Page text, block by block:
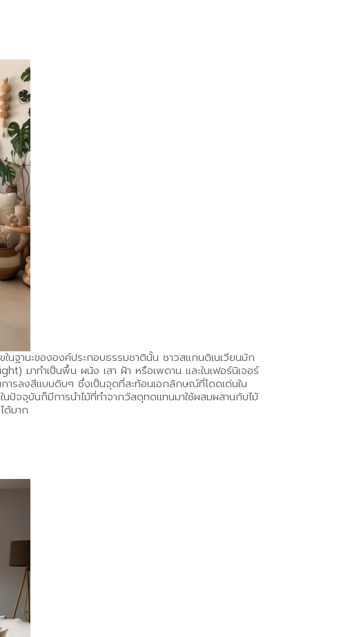
นฐานะขององค์ประกอบธรรมชาตินั้น ชาวสแกนดิเนเวียนมัก
มาทำเป็นพื้น ผนัง เสา ฝ้า หรือเพดาน และในเฟอร์นิเจอร์
ารลงสีแบบดิบๆ ซึ่งเป็นจุดที่สะท้อนเอกลักษณ์ที่โดดเด่นใน
ปัจจุบันก็มีการนำไม้ที่ทำจากวัสดุทดแทนมาใช้ผสมผสานกับไม้
ด้มาก